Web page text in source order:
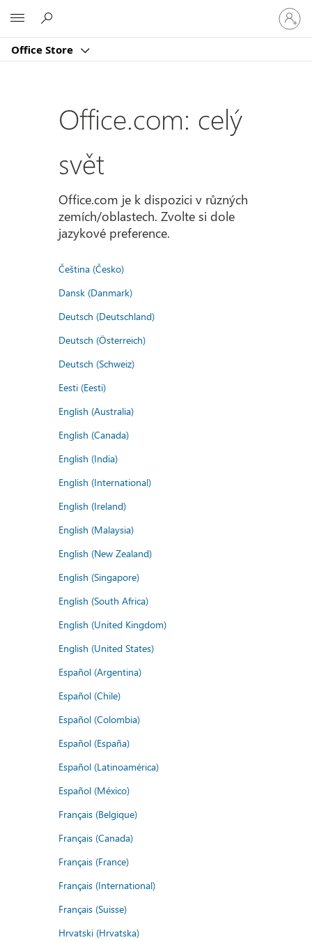
Office Store
se
ke
účtu
Office.com: celý
svět
Office.com je k dispozici v různých
zemích/oblastech. Zvolte si dole
jazykové preference.
Čeština (Česko)
Dansk (Danmark)
Deutsch (Deutschland)
Deutsch (Österreich)
Deutsch (Schweiz)
Eesti (Eesti)
English (Australia)
English (Canada)
English (India)
English (International)
English (Ireland)
English (Malaysia)
English (New Zealand)
English (Singapore)
English (South Africa)
English (United Kingdom)
English (United States)
Español (Argentina)
Español (Chile)
Español (Colombia)
Español (España)
Español (Latinoamérica)
Español (México)
Français (Belgique)
Français (Canada)
Français (France)
Français (International)
Français (Suisse)
Hrvatski (Hrvatska)